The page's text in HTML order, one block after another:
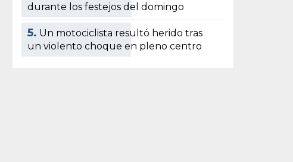
durante los festejos del domingo
5. Un motociclista resultó herido tras
un violento choque en pleno centro